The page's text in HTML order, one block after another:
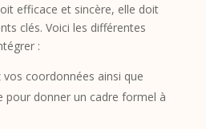
efficace et sincère, elle doit
clés. Voici les différentes
:
vos coordonnées ainsi que
pour donner un cadre formel à